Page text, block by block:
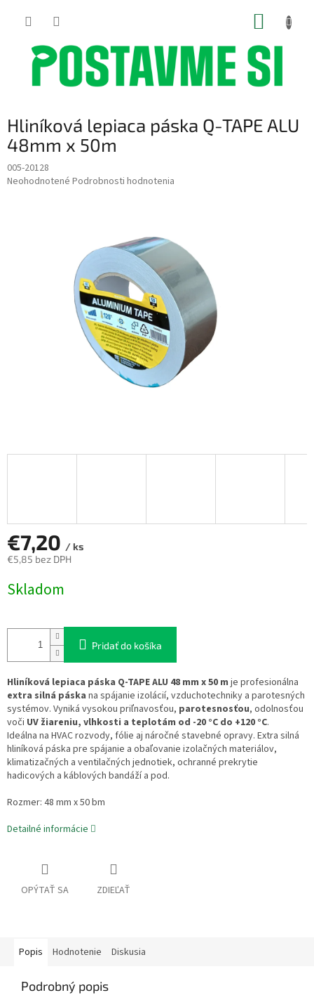
Hliníková lepiaca páska Q-TAPE ALU
48mm x 50m
005-20128
Priemerné
Neohodnotené Podrobnosti hodnotenia
€7,20 / ks
€5,85 bez DPH
cena:
Skladom
Pridať do košíka
Hliníková lepiaca páska Q-TAPE ALU 48 mm x 50 m je profesionálna
extra silná páska na spájanie izolácií, vzduchotechniky a parotesných
systémov. Vyniká vysokou priľnavosťou, parotesnosťou, odolnosťou
voči UV žiareniu, vlhkosti a teplotám od -20 °C do +120 °C.
Ideálna na HVAC rozvody, fólie aj náročné stavebné opravy. Extra silná
hliníková páska pre spájanie a obaľovanie izolačných materiálov,
klimatizačných a ventilačných jednotiek, ochranné prekrytie
hadicových a káblových bandáží a pod.
Rozmer: 48 mm x 50 bm
Detailné informácie
OPÝTAŤ SA ZDIEĽAŤ
Popis Hodnotenie Diskusia
Podrobný popis